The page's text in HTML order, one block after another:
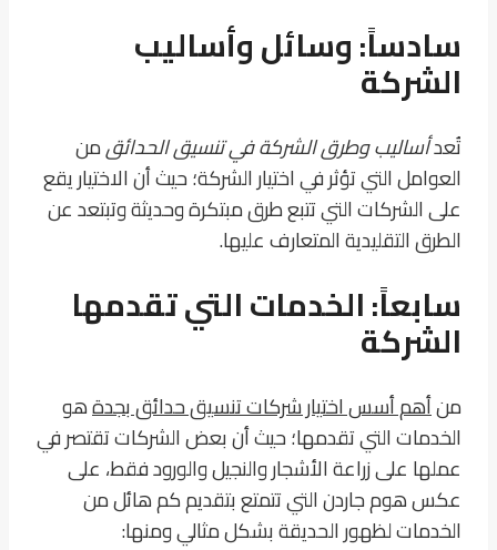
سادساً: وسائل وأساليب
الشركة
تُعدأساليب وطرق الشركة في تنسيق الحدائقمن
العوامل التي تؤثر في اختيار الشركة؛ حيث أن الاختيار يقع
على الشركات التي تتبع طرق مبتكرة وحديثة وتبتعد عن
الطرق التقليدية المتعارف عليها.
سابعاً: الخدمات التي تقدمها
الشركة
منأهم أسس اختيار شركات تنسيق حدائق بجدةهو
الخدمات التي تقدمها؛ حيث أن بعض الشركات تقتصر في
عملها على زراعة الأشجار والنجيل والورود فقط، على
عكس هوم جاردن التي تتمتع بتقديم كم هائل من
الخدمات لظهور الحديقة بشكل مثالي ومنها: